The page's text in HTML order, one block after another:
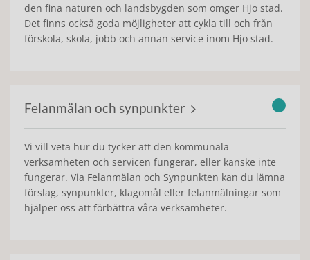
den fina naturen och landsbygden som omger Hjo stad.
Det finns också goda möjligheter att cykla till och från
förskola, skola, jobb och annan service inom Hjo stad.
Felanmälan och synpunkter
Vi vill veta hur du tycker att den kommunala
verksamheten och servicen fungerar, eller kanske inte
fungerar. Via Felanmälan och Synpunkten kan du lämna
förslag, synpunkter, klagomål eller felanmälningar som
hjälper oss att förbättra våra verksamheter.